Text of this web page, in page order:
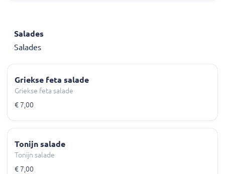
Salades
Salades
Griekse feta salade
Griekse feta salade
€ 7,00
Tonijn salade
Tonijn salade
€ 7,00